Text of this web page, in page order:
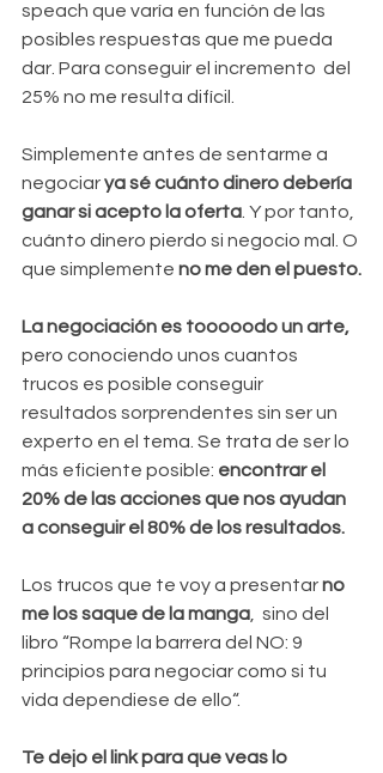
speach que varía en función de las
posibles respuestas que me pueda
dar. Para conseguir el incremento  del
25% no me resulta difícil.
Simplemente antes de sentarme a
negociar ya sé cuánto dinero debería
ganar si acepto la oferta. Y por tanto,
cuánto dinero pierdo si negocio mal. O
que simplemente no me den el puesto.
La negociación es tooooodo un arte,
pero conociendo unos cuantos
trucos es posible conseguir
resultados sorprendentes sin ser un
experto en el tema. Se trata de ser lo
más eficiente posible: encontrar el
20% de las acciones que nos ayudan
a conseguir el 80% de los resultados.
Los trucos que te voy a presentar no
me los saque de la manga,  sino del
libro “Rompe la barrera del NO: 9
principios para negociar como si tu
vida dependiese de ello“.
Te dejo el link para que veas lo